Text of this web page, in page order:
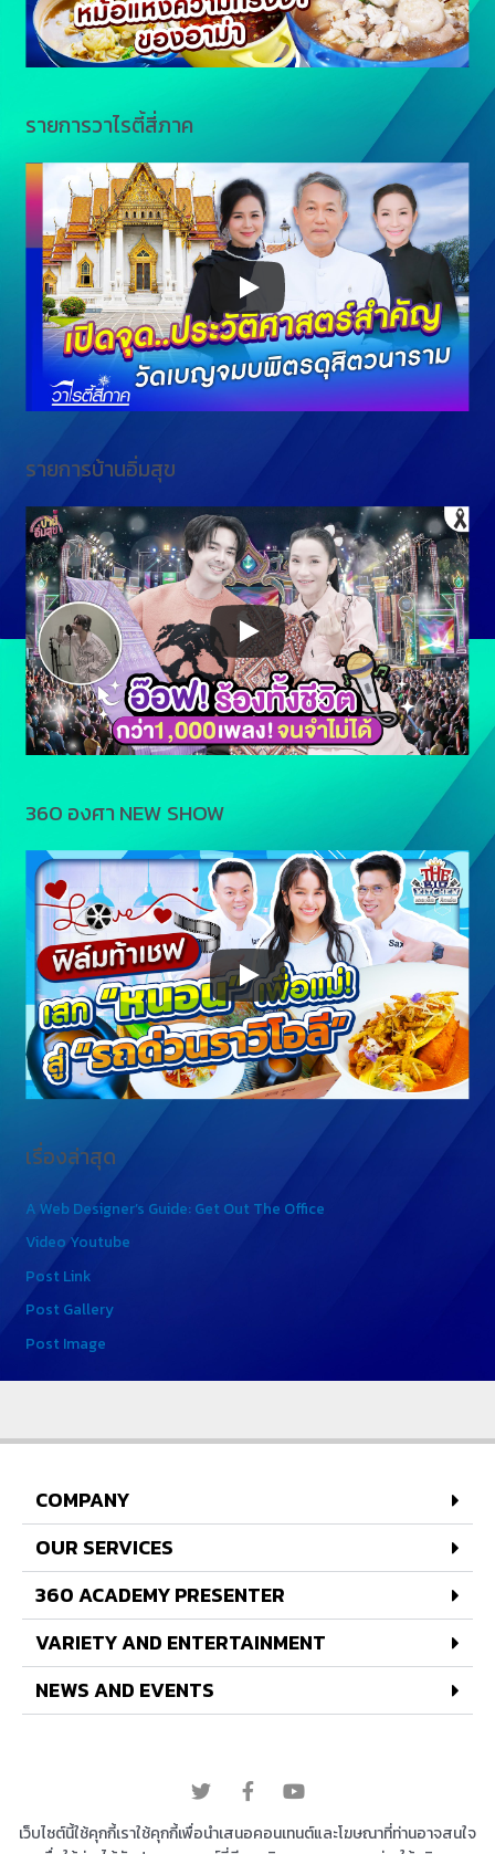
เว็บไซต์นี้ใช้คุกกี้เราใช้คุกกี้เพื่อนำเสนอคอนเทนต์และโฆษณาที่ท่านอาจสนใจ
รายการวาไรตี้สี่ภาค
รายการบ้านอิ่มสุข
360 องศา NEW SHOW
เรื่องล่าสุด
A Web Designer’s Guide: Get Out The Office
Video Youtube
Post Link
Post Gallery
Post Image
COMPANY
OUR SERVICES
360 ACADEMY PRESENTER
VARIETY AND ENTERTAINMENT
NEWS AND EVENTS
© 2022 All rights reserved